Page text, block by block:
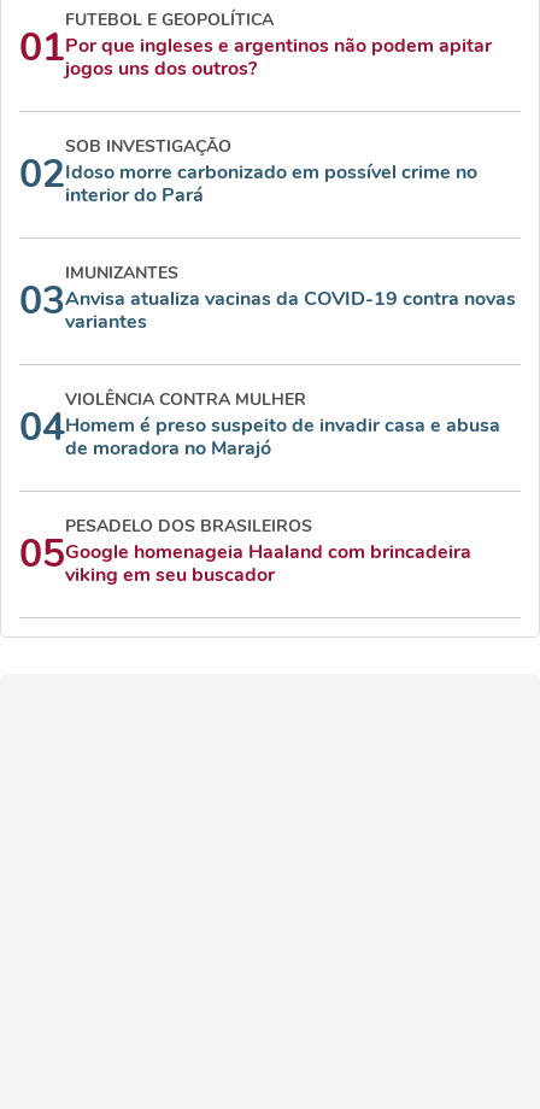
01
FUTEBOL E GEOPOLÍTICA
Por que ingleses e argentinos não podem apitar
jogos uns dos outros?
02
SOB INVESTIGAÇÃO
Idoso morre carbonizado em possível crime no
interior do Pará
03
IMUNIZANTES
Anvisa atualiza vacinas da COVID-19 contra novas
variantes
04
VIOLÊNCIA CONTRA MULHER
Homem é preso suspeito de invadir casa e abusa
de moradora no Marajó
05
PESADELO DOS BRASILEIROS
Google homenageia Haaland com brincadeira
viking em seu buscador